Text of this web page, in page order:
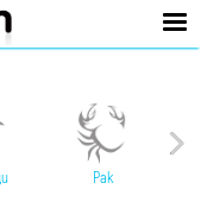
Рак